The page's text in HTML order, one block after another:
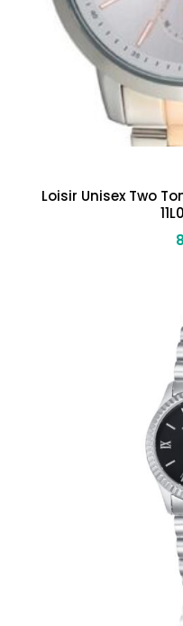
Loisir Unisex Two